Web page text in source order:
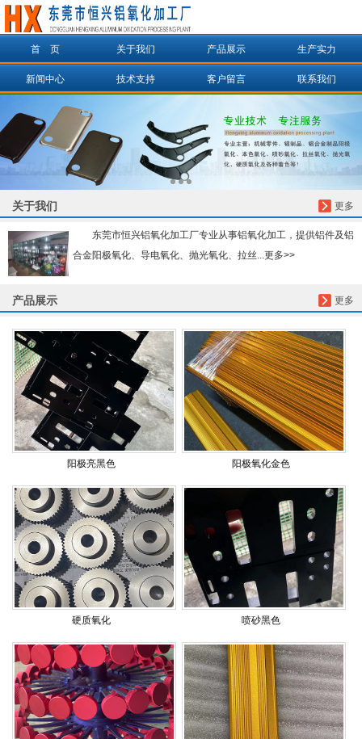
首 页 关于我们 产品展示 生产实力
新闻中心 技术支持 客户留言 联系我们
更多
关于我们
东莞市恒兴铝氧化加工厂专业从事铝氧化加工，提供铝件及铝
合金阳极氧化、导电氧化、抛光氧化、拉丝...更多>>
更多
产品展示
阳极亮黑色 阳极氧化金色
硬质氧化 喷砂黑色
信息搜索
搜索